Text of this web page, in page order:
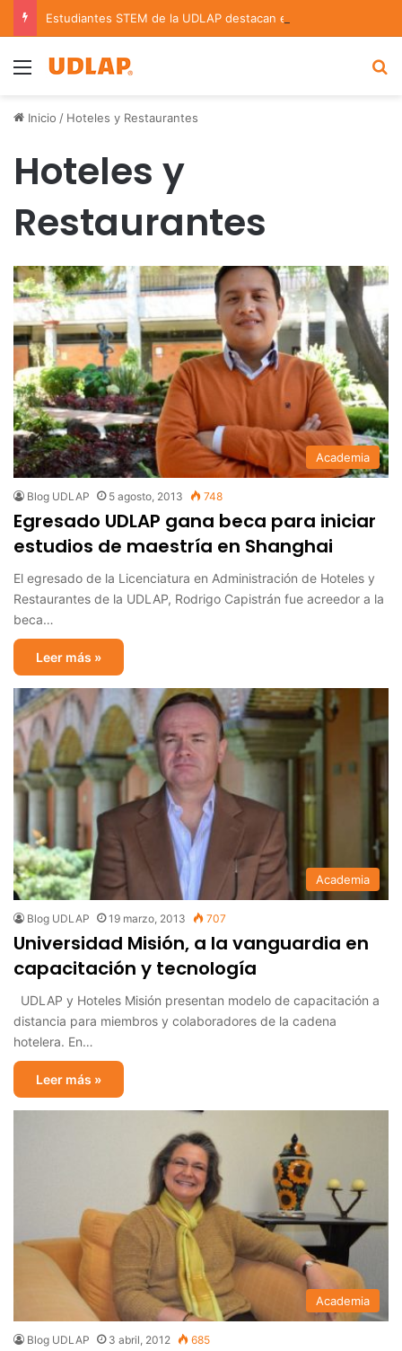
Menu
Inicio / Hoteles y Restaurantes
Hoteles y
Restaurantes
Academia
Blog UDLAP 5 agosto, 2013 748
Egresado UDLAP gana beca para iniciar
estudios de maestría en Shanghai
El egresado de la Licenciatura en Administración de Hoteles y
Restaurantes de la UDLAP, Rodrigo Capistrán fue acreedor a la
beca…
Leer más »
Academia
Blog UDLAP 19 marzo, 2013 707
Universidad Misión, a la vanguardia en
capacitación y tecnología
UDLAP y Hoteles Misión presentan modelo de capacitación a
distancia para miembros y colaboradores de la cadena
hotelera. En…
Leer más »
Academia
Blog UDLAP 3 abril, 2012 685